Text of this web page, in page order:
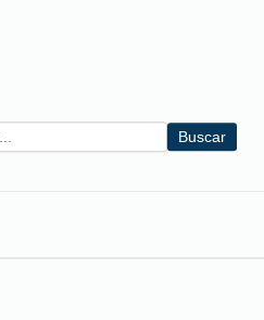
Buscar